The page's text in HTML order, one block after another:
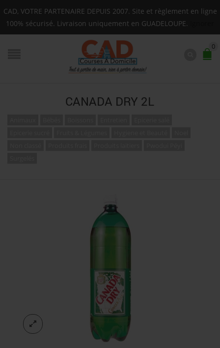
Livraison sur toute la Guadeloupe : Mardi, Jeudi,
0
CANADA DRY 2L
CAD, VOTRE PARTENAIRE DEPUIS 2007. Site et règlement en ligne
100% sécurisé. Livraison uniquement en GUADELOUPE.